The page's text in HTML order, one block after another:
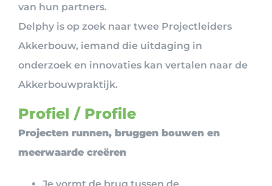
van hun partners.
Delphy is op zoek naar twee Projectleiders
Akkerbouw, iemand die uitdaging in
onderzoek en innovaties kan vertalen naar de
Akkerbouwpraktijk.
Profiel / Profile
Projecten runnen, bruggen bouwen en
meerwaarde creëren
Je vormt de brug tussen de